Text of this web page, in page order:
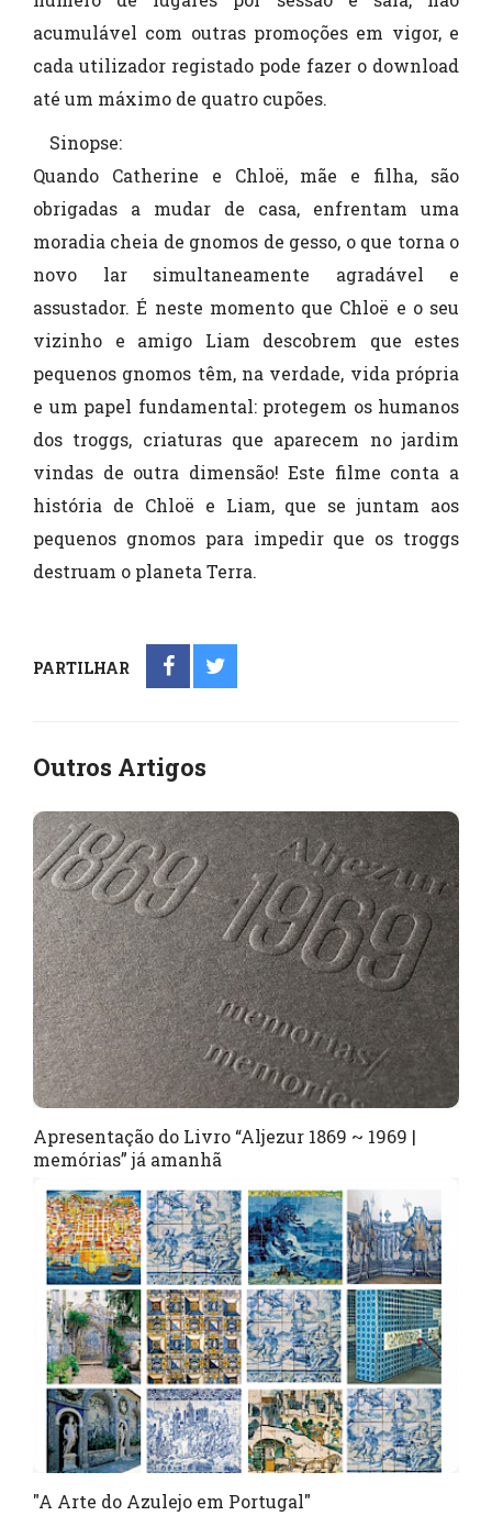
acumulável com outras promoções em vigor, e
cada utilizador registado pode fazer o download
até um máximo de quatro cupões.
Sinopse:
Quando Catherine e Chloë, mãe e filha, são
obrigadas a mudar de casa, enfrentam uma
moradia cheia de gnomos de gesso, o que torna o
novo lar simultaneamente agradável e
assustador. É neste momento que Chloë e o seu
vizinho e amigo Liam descobrem que estes
pequenos gnomos têm, na verdade, vida própria
e um papel fundamental: protegem os humanos
dos troggs, criaturas que aparecem no jardim
vindas de outra dimensão! Este filme conta a
história de Chloë e Liam, que se juntam aos
pequenos gnomos para impedir que os troggs
destruam o planeta Terra.
PARTILHAR
Outros Artigos
Apresentação do Livro “Aljezur 1869 ~ 1969 |
memórias” já amanhã
"A Arte do Azulejo em Portugal"